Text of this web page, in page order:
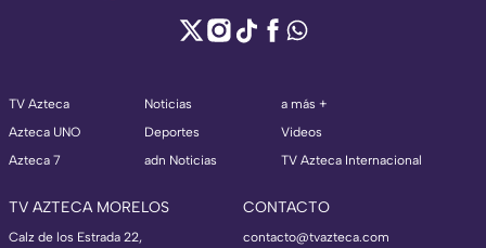
TV Azteca
Azteca UNO
Azteca 7
Noticias
Deportes
adn Noticias
a más +
Videos
TV Azteca Internacional
TV AZTECA MORELOS
Calz de los Estrada 22,
CONTACTO
contacto@tvazteca.com